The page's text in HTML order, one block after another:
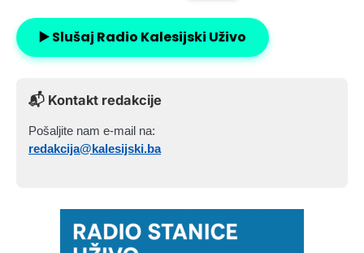
▶️ Slušaj Radio Kalesijski Uživo
📬 Kontakt redakcije
Pošaljite nam e-mail na:
redakcija@kalesijski.ba